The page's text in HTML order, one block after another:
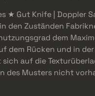
★ Gut Knife | Doppler
den Zuständen
dem
dem Rücken und in
auf die
des Musters nicht